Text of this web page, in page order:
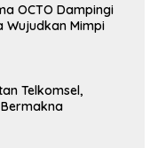
OCTO Dampingi
Wujudkan Mimpi
Telkomsel,